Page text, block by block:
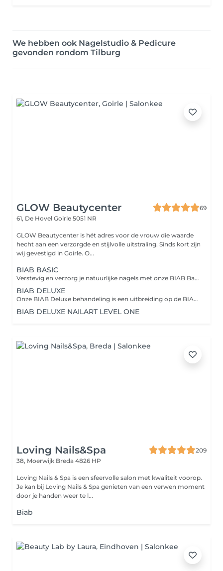
We hebben ook Nagelstudio & Pedicure
gevonden rondom Tilburg
GLOW Beautycenter
69
61, De Hovel Goirle 5051 NR
GLOW Beautycenter is hét adres voor de vrouw die waarde
hecht aan een verzorgde en stijlvolle uitstraling. Sinds kort zijn
wij gevestigd in Goirle. O...
BIAB BASIC
Verstevig en verzorg je natuurlijke nagels met onze BIAB Basic behandeling inclusief manicure. Kies uit maar liefst 100 BIAB-kleuren voor een verzorgde en langdurige look. Inclusief: manicure, nagels vijlen, nagelriemverzorging en BIAB-afwerking.
BIAB DELUXE
Onze BIAB Deluxe behandeling is een uitbreiding op de BIAB Basic. Inclusief complete manicure en keuze voor een stijlvolle French manicure of een gelpolish kleur over de BIAB voor een extra luxe afwerking. Perfect voor sterke, verzorgde nagels met een elegante uitstraling.
BIAB DELUXE NAILART LEVEL ONE
Loving Nails&Spa
209
38, Moerwijk Breda 4826 HP
Loving Nails & Spa is een sfeervolle salon met kwaliteit voorop.
Je kan bij Loving Nails & Spa genieten van een verwen moment
door je handen weer te l...
Biab